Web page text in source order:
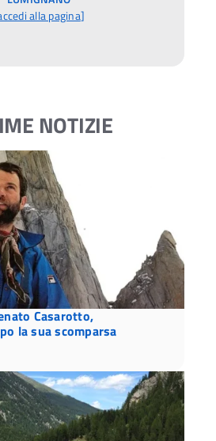
alla pagina]
NOTIZIE
Casarotto,
la sua scomparsa